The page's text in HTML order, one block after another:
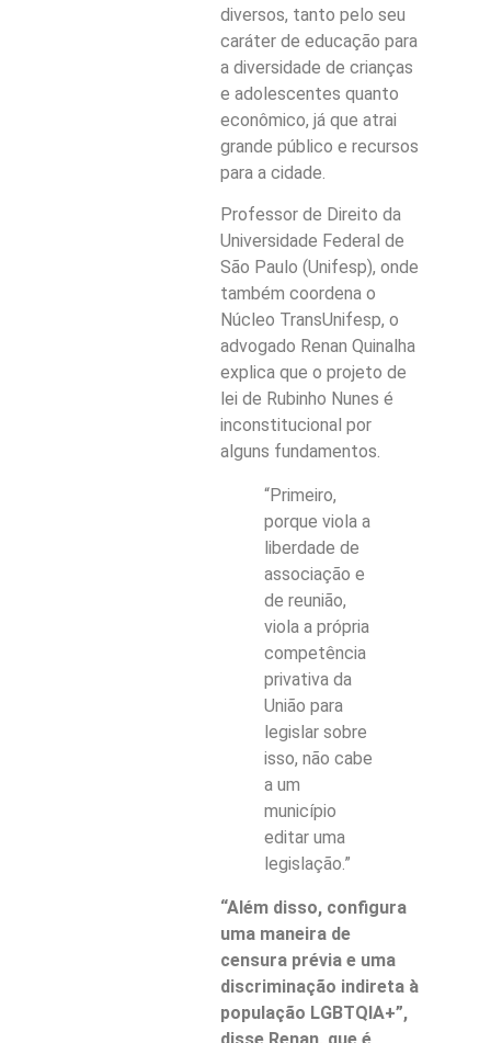
diversos, tanto pelo seu
caráter de educação para
a diversidade de crianças
e adolescentes quanto
econômico, já que atrai
grande público e recursos
para a cidade.
Professor de Direito da
Universidade Federal de
São Paulo (Unifesp), onde
também coordena o
Núcleo TransUnifesp, o
advogado Renan Quinalha
explica que o projeto de
lei de Rubinho Nunes é
inconstitucional por
alguns fundamentos.
“Primeiro,
porque viola a
liberdade de
associação e
de reunião,
viola a própria
competência
privativa da
União para
legislar sobre
isso, não cabe
a um
município
editar uma
legislação.”
“Além disso, configura
uma maneira de
censura prévia e uma
discriminação indireta à
população LGBTQIA+”,